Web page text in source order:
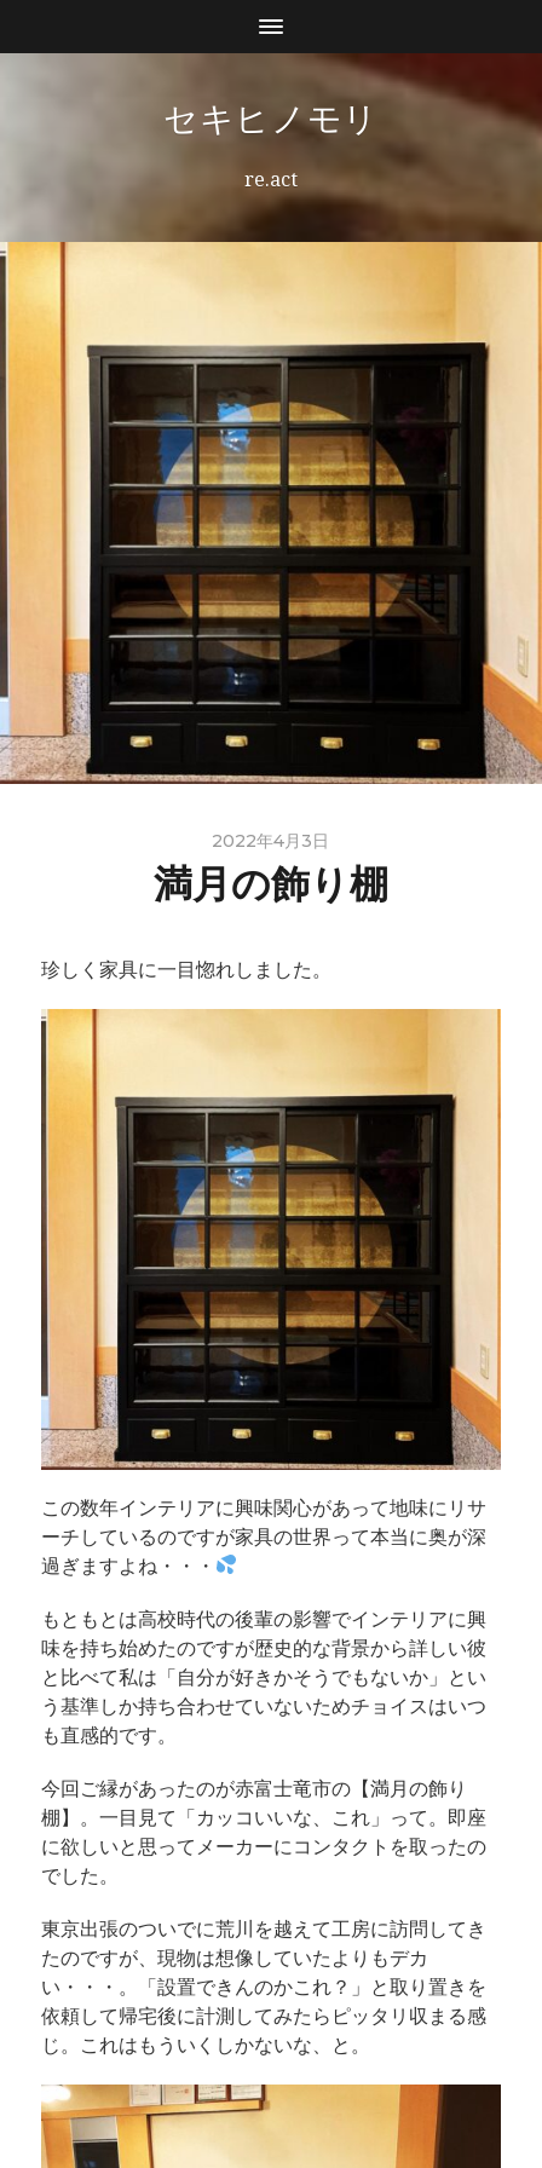
セキヒノモリ
re.act
2022年4月3日
満月の飾り棚
珍しく家具に一目惚れしました。
この数年インテリアに興味関心があって地味にリサ
ーチしているのですが家具の世界って本当に奥が深
過ぎますよね・・・
もともとは高校時代の後輩の影響でインテリアに興
味を持ち始めたのですが歴史的な背景から詳しい彼
と比べて私は「自分が好きかそうでもないか」とい
う基準しか持ち合わせていないためチョイスはいつ
も直感的です。
今回ご縁があったのが赤富士竜市の【満月の飾り
棚】。一目見て「カッコいいな、これ」って。即座
に欲しいと思ってメーカーにコンタクトを取ったの
でした。
東京出張のついでに荒川を越えて工房に訪問してき
たのですが、現物は想像していたよりもデカ
い・・・。「設置できんのかこれ？」と取り置きを
依頼して帰宅後に計測してみたらピッタリ収まる感
じ。これはもういくしかないな、と。